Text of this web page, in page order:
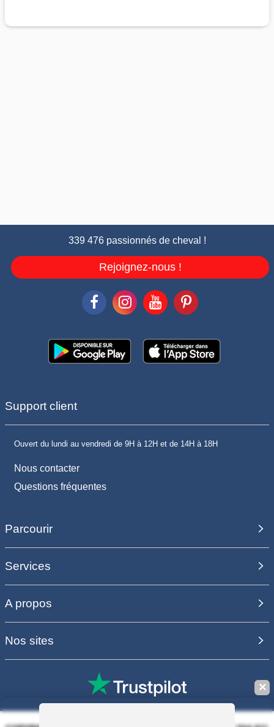
339 476 passionnés de cheval !
Rejoignez-nous !
Support client
Ouvert du lundi au vendredi de 9H à 12H et de 14H à 18H
Nous contacter
Questions fréquentes
Parcourir
Services
A propos
Nos sites
✕